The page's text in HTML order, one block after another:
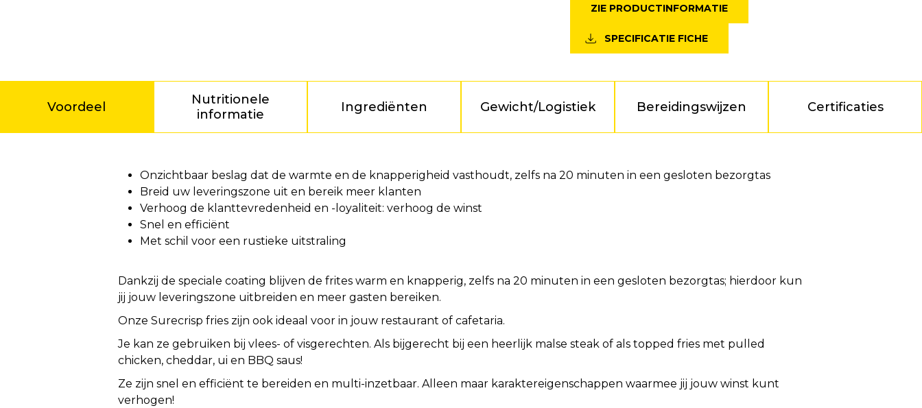
ZIE PRODUCTINFORMATIE
SPECIFICATIE FICHE
Voordeel
Nutritionele
informatie
Ingrediënten Gewicht/Logistiek Bereidingswijzen Certificaties
Onzichtbaar beslag dat de warmte en de knapperigheid vasthoudt, zelfs na 20 minuten in een gesloten bezorgtas
Breid uw leveringszone uit en bereik meer klanten
Verhoog de klanttevredenheid en -loyaliteit: verhoog de winst
Snel en efficiënt
Met schil voor een rustieke uitstraling
Dankzij de speciale coating blijven de frites warm en knapperig, zelfs na 20 minuten in een gesloten bezorgtas; hierdoor kun
jij jouw leveringszone uitbreiden en meer gasten bereiken.
Onze Surecrisp fries zijn ook ideaal voor in jouw restaurant of cafetaria.
Je kan ze gebruiken bij vlees- of visgerechten. Als bijgerecht bij een heerlijk malse steak of als topped fries met pulled
chicken, cheddar, ui en BBQ saus!
Ze zijn snel en efficiënt te bereiden en multi-inzetbaar. Alleen maar karaktereigenschappen waarmee jij jouw winst kunt
verhogen!